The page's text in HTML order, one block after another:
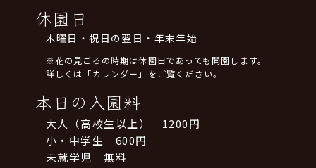
休園日
木曜日・祝日の翌日・年末年始
※花の見ごろの時期は休園日であっても開園します。
詳しくは「カレンダー」をご覧ください。
本日の入園料
大人（高校生以上） 1200円
小・中学生 600円
未就学児 無料